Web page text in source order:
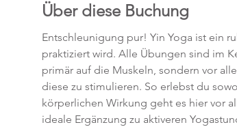
Über diese Buchung
Entschleunigung pur! Yin Yoga ist ein
praktiziert wird. Alle Übungen sind im
primär auf die Muskeln, sondern vor
diese zu stimulieren. So erlebst du
körperlichen Wirkung geht es hier vor
ideale Ergänzung zu aktiveren